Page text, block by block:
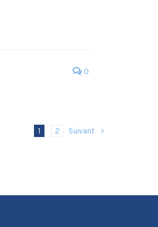
0
1 2 Suivant